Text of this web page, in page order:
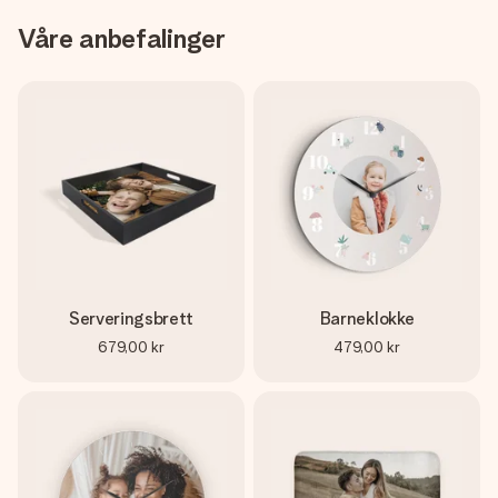
Våre anbefalinger
Serveringsbrett
679,00 kr
Barneklokke
479,00 kr